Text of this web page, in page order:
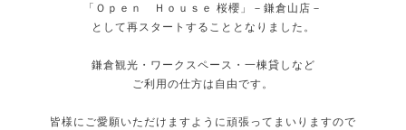
「Ｏｐｅｎ Ｈｏｕｓｅ 桜櫻」－鎌倉山店－
として再スタートすることとなりました。
鎌倉観光・ワークスペース・一棟貸しなど
ご利用の仕方は自由です。
皆様にご愛願いただけますように頑張ってまいりますので